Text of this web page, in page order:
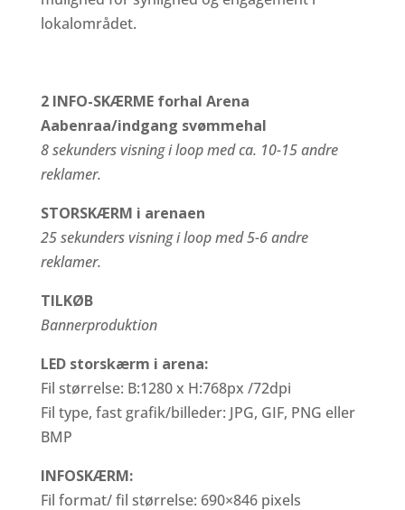
lokalområdet.
2 INFO-SKÆRME forhal Arena
Aabenraa/indgang svømmehal
8 sekunders visning i loop med ca. 10-15 andre
reklamer.
STORSKÆRM i arenaen
25 sekunders visning i loop med 5-6 andre
reklamer.
TILKØB
Bannerproduktion
LED storskærm i arena:
Fil størrelse: B:1280 x H:768px /72dpi
Fil type, fast grafik/billeder: JPG, GIF, PNG eller
BMP
INFOSKÆRM:
Fil format/ fil størrelse: 690×846 pixels